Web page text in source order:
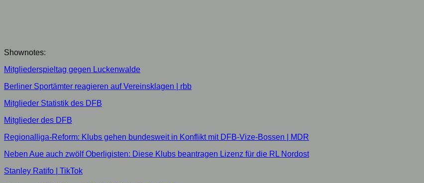
Shownotes:
Mitgliederspieltag gegen Luckenwalde
Berliner Sportämter reagieren auf Vereinsklagen | rbb
Mitglieder Statistik des DFB
Mitglieder des DFB
Regionalliga-Reform: Klubs gehen bundesweit in Konflikt mit DFB-Vize-Bossen | MDR
Neben Aue auch zwölf Oberligisten: Diese Klubs beantragen Lizenz für die RL Nordost
Stanley Ratifo | TikTok